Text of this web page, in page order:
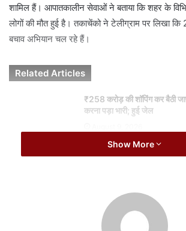
शामिल हैं। आपातकालीन सेवाओं ने बताया कि शहर के
लोगों की मौत हुई है। तकाचेंको ने टेलीग्राम पर लिखा
बचाव अभियान चल रहे हैं।
Related Articles
₹258 करोड़ की शॉपिंग कर बैठी
करना पड़ा भारी; हुई जेल
भारत पर 100% टैरिफ के फैसले से
वहीं, मेयर विटाली क्लिट्स्को ने बताया कि रूसी बैलिस्टिक
Show More